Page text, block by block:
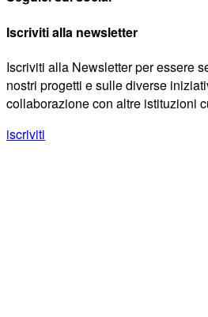
Iscriviti alla newsletter
Iscriviti alla Newsletter per essere
nostri progetti e sulle diverse
collaborazione con altre istituzioni
iscriviti